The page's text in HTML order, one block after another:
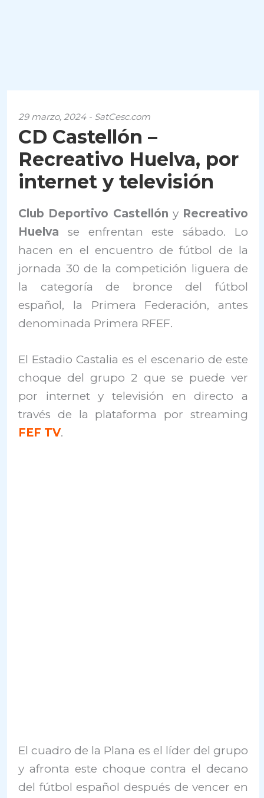
29 marzo, 2024 - SatCesc.com
CD Castellón –
Recreativo Huelva, por
internet y televisión
Club Deportivo Castellón yRecreativo
Huelva se enfrentan este sábado. Lo
hacen en el encuentro de fútbol de la
jornada 30 de la competición liguera de
la categoría de bronce del fútbol
español, la Primera Federación, antes
denominada Primera RFEF.
El Estadio Castalia es el escenario de este
choque del grupo 2 que se puede ver
por internet y televisión en directo a
través de la plataforma por streaming
FEF TV.
El cuadro de la Plana es el líder del grupo
y afronta este choque contra el decano
del fútbol español después de vencer en